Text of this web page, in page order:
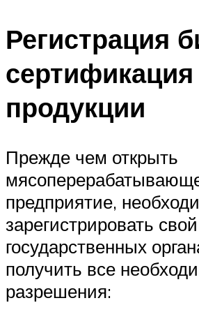
Регистрация
сертификация
продукции
Прежде чем открыть
предприятие,
зарегистрировать
государственных
получить все
разрешения: